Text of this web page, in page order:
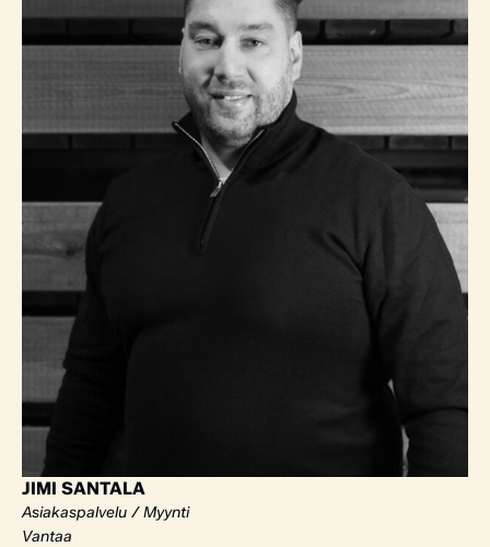
JIMI SANTALA
Asiakaspalvelu / Myynti
Vantaa